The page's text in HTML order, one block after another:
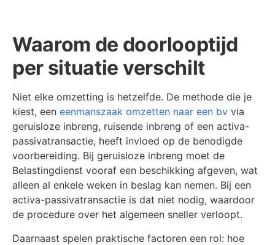
Waarom de doorlooptijd
per situatie verschilt
Niet elke omzetting is hetzelfde. De methode die je
kiest, een eenmanszaak omzetten naar een bv via
geruisloze inbreng, ruisende inbreng of een activa-
passivatransactie, heeft invloed op de benodigde
voorbereiding. Bij geruisloze inbreng moet de
Belastingdienst vooraf een beschikking afgeven, wat
alleen al enkele weken in beslag kan nemen. Bij een
activa-passivatransactie is dat niet nodig, waardoor
de procedure over het algemeen sneller verloopt.
Daarnaast spelen praktische factoren een rol: hoe